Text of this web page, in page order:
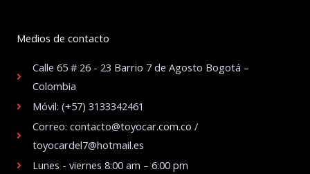
Medios de contacto
Calle 65 # 26 - 23 Barrio 7 de Agosto Bogotá –
Colombia
Móvil: (+57) 3133342461
Correo: contacto@toyocar.com.co /
toyocardel7@hotmail.es
Lunes - viernes 8:00 am – 6:00 pm